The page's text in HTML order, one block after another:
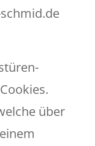
über